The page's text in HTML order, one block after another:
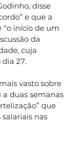
disse
e que a
início de um
da
cuja
27.
vasto sobre
duas semanas
que
nas